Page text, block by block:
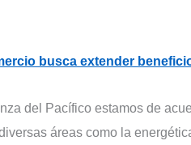
busca extender
del Pacífico estamos de
áreas como la